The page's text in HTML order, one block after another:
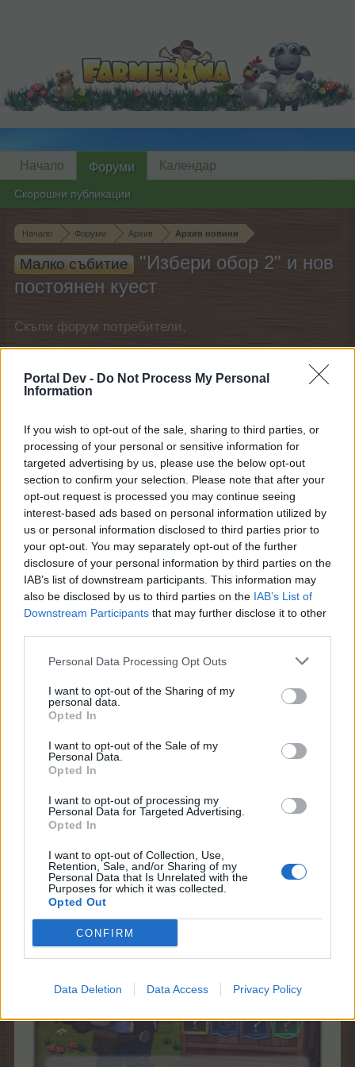
Portal Dev - Do Not Process My Personal
Information
If you wish to opt-out of the sale, sharing to third parties, or
processing of your personal or sensitive information for
targeted advertising by us, please use the below opt-out
section to confirm your selection. Please note that after your
opt-out request is processed you may continue seeing
interest-based ads based on personal information utilized by
us or personal information disclosed to third parties prior to
your opt-out. You may separately opt-out of the further
disclosure of your personal information by third parties on the
IAB’s list of downstream participants. This information may
also be disclosed by us to third parties on the IAB’s List of
Downstream Participants that may further disclose it to other
Personal Data Processing Opt Outs
I want to opt-out of the Sharing of my
personal data.
Opted In
I want to opt-out of the Sale of my
Personal Data.
Opted In
I want to opt-out of processing my
Personal Data for Targeted Advertising.
Opted In
I want to opt-out of Collection, Use,
Retention, Sale, and/or Sharing of my
Personal Data that Is Unrelated with the
Purposes for which it was collected.
Opted Out
CONFIRM
Data Deletion Data Access Privacy Policy
Начало Форуми Архив Архив новини
Малко събитие
"Избери обор 2" и нов
постоянен куест
Скъпи форум потребители,
форума и да участвате в дискусиите, или
искате да започнете своя собствена тема,
регистрирайте се, ако нямате собствен акаунт.
Ние очакваме с нетърпение следващото ви
посещение във форума!Играйте тук
Кобрелия
Board Administrator
Team Farmerama BG
Здравейте, фермери!
Доктор Лайков е отново тук и този път е подбрал
търсиш отдавна!
Начало: 26 август 2016 от 15:00 ч.
Край: 28 август 2016 до 23:00 ч.
Дискусия
рамката на играта и от Новините.
С началото на това събитие ще бъде въведен в
играта и нов постоянен куест:
читалището
Начало Форуми
Скорошни публикации
Календар